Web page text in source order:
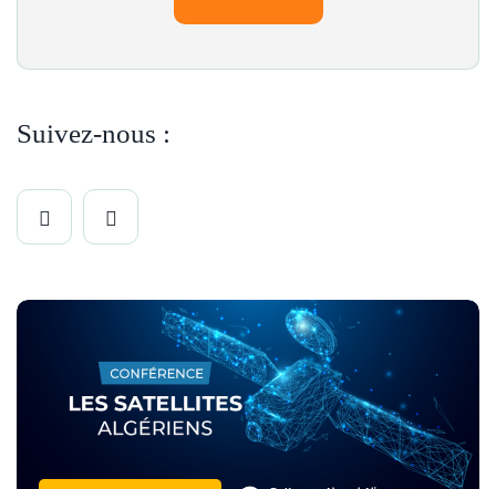
Suivez-nous :